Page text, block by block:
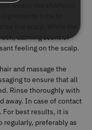
Leave the shampoo
time to
the scalp. While the
calming scent of
feeling on the scalp.
and massage the
to ensure that all
Rinse thoroughly with
away. In case of contact
best results, it is
regularly, preferably as